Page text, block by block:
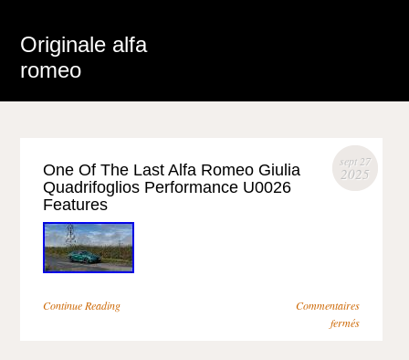
Originale alfa
romeo
sept 27
2025
One Of The Last Alfa Romeo Giulia
Quadrifoglios Performance U0026
Features
Continue Reading
Commentaires
fermés